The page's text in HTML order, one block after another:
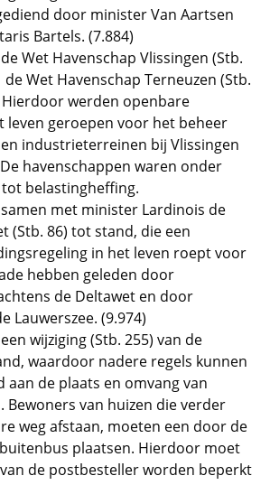
door minister Van Aartsen
Bartels. (7.884)
Wet Havenschap Vlissingen (Stb.
de Wet Havenschap Terneuzen (Stb.
werden openbare
leven geroepen voor het beheer
industrieterreinen bij Vlissingen
havenschappen waren onder
belastingheffing.
met minister Lardinois de
(Stb. 86) tot stand, die een
in het leven roept voor
hebben geleden door
de Deltawet en door
Lauwerszee. (9.974)
wijziging (Stb. 255) van de
waardoor nadere regels kunnen
aan de plaats en omvang van
Bewoners van huizen die verder
weg afstaan, moeten een door de
plaatsen. Hierdoor moet
de postbesteller worden beperkt